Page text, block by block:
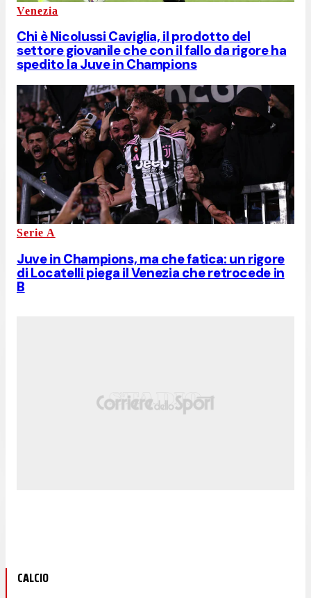
Venezia
Chi è Nicolussi Caviglia, il prodotto del
settore giovanile che con il fallo da rigore ha
spedito la Juve in Champions
Serie A
Juve in Champions, ma che fatica: un rigore
di Locatelli piega il Venezia che retrocede in
B
CALCIO